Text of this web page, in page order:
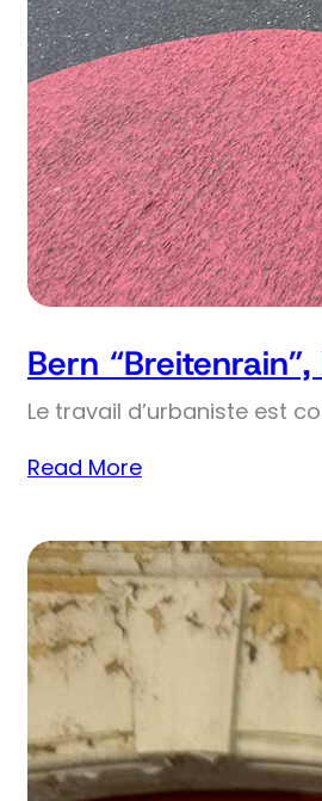
Bern
Le travail d’urbaniste est
Read More